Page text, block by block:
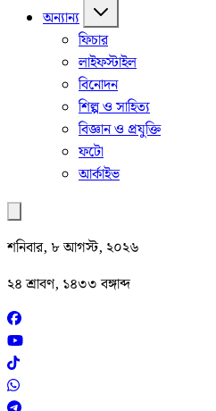
অন্যান্য
ফিচার
লাইফস্টাইল
বিনোদন
শিল্প ও সাহিত্য
বিজ্ঞান ও প্রযুক্তি
ফটো
আর্কাইভ
শনিবার, ৮ আগস্ট, ২০২৬
২৪ শ্রাবণ, ১৪৩৩ বঙ্গাব্দ